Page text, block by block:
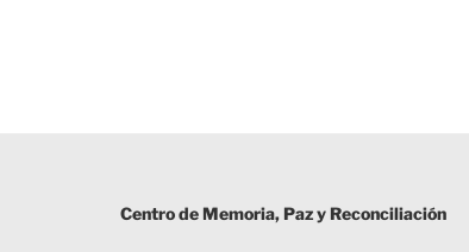
Centro de Memoria, Paz y Reconciliación